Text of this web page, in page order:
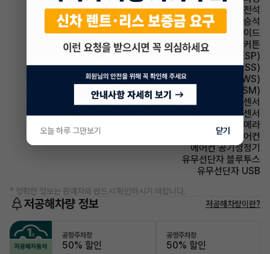
에어백 운전석
에어백 동승석
에어백 사이드
에어백 커튼
주행안전 차체자세제어장치(VDC,ESC,ESP)
주행안전 급제동경보시스템(ESS)
주행안전 차선이탈경보(LDWS)
주행안전 샤시 통합 제어 시스템(VSM)
주차보조 전방감지센서
주차보조 후방감지센서
주차보조 후방카메라
에어컨 풀오토에어컨
에어컨 공기청정기
유무선단자 블루투스
유무선단자 USB
* 정확한 정보는 판매자와 반드시 확인하시기 바랍니다.
저공해차량 정보 저공해차량이란?
공항주차장
50% 할인
공영주차장
50% 할인
오늘 하루 그만보기 닫기